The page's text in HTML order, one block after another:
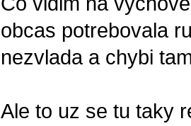
obcas potrebovala
nezvlada a chybi
Ale to uz se tu taky